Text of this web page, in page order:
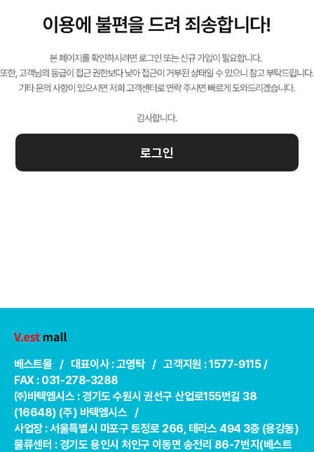
로그인
베스트몰 / 대표이사 : 고영탁 / 고객지원 : 1577-9115 /
FAX : 031-278-3288
㈜바텍엠시스 : 경기도 수원시 권선구 산업로155번길 38
(16648) (주) 바텍엠시스 /
사업장 : 서울특별시 마포구 토정로 266, 테라스 494 3층 (용강동)
물류센터 : 경기도 용인시 처인구 이동면 송전리 86-7번지(베스트